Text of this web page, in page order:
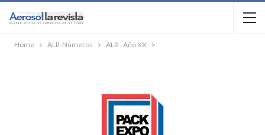
Home ALR-Números ALR - Año XX